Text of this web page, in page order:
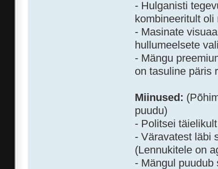
- Hulganisti
kombineeritult
- Masinate
hullumeelsete
- Mängu
on tasuline päris
Miinused:
puudu)
- Politsei
- Väravatest läbi
(Lennukitele on
- Mängul